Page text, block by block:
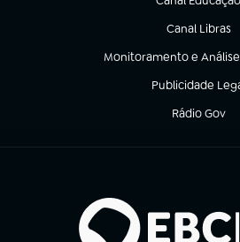
(abre em nova
Canal Libras
(abre em nova
Monitoramento e
(abre em nova aba)
Publicidade
(abre em nova
Rádio Gov
(abre em